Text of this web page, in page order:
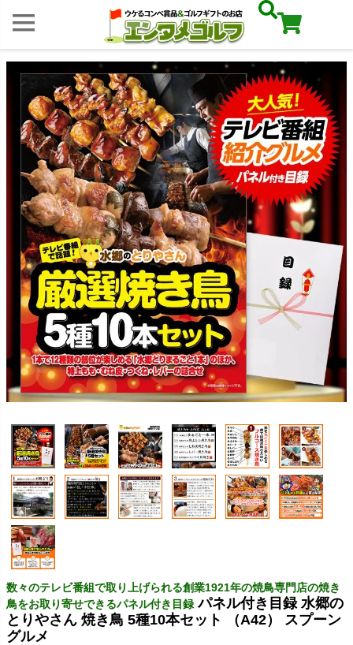
数々のテレビ番組で取り上げられる創業1921年の焼鳥専門店の焼き
鳥をお取り寄せできるパネル付き目録 パネル付き目録 水郷の
とりやさん 焼き鳥 5種10本セット （A42） スプーン
グルメ